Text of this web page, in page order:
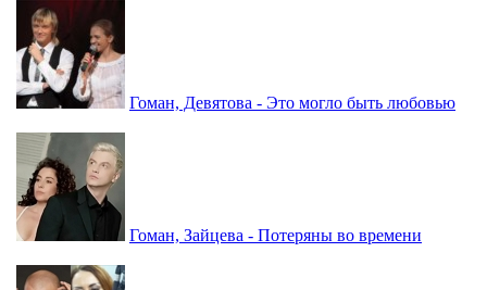
Гоман, Девятова - Это могло быть любовью
Гоман, Зайцева - Потеряны во времени